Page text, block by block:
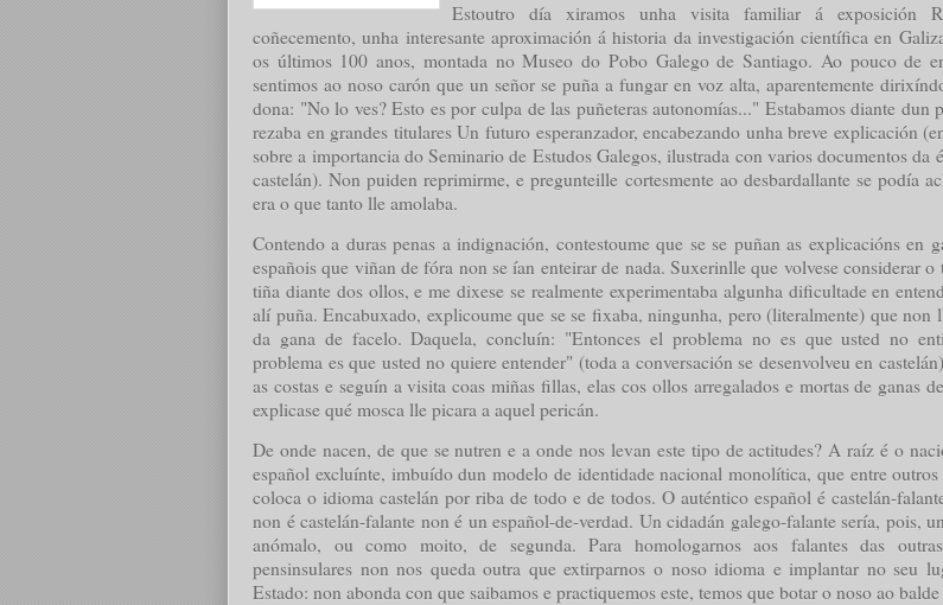
Estoutro día xiramos unha visita familiar á exposición
coñecemento, unha interesante aproximación á historia da investigación científica en
os últimos 100 anos, montada no Museo do Pobo Galego de Santiago. Ao pouco de
sentimos ao noso carón que un señor se puña a fungar en voz alta, aparentemente
dona: "No lo ves? Esto es por culpa de las puñeteras autonomías..." Estabamos diante dun
rezaba en grandes titularesUn futuro esperanzador, encabezando unha breve explicación
sobre a importancia do Seminario de Estudos Galegos, ilustrada con varios documentos da
castelán). Non puiden reprimirme, e pregunteille cortesmente ao desbardallante se podía
era o que tanto lle amolaba.
Contendo a duras penas a indignación, contestoume que se se puñan as explicacións en
españois que viñan de fóra non se ían enteirar de nada. Suxerinlle que volvese considerar o
tiña diante dos ollos, e me dixese se realmente experimentaba algunha dificultade en
alí puña. Encabuxado, explicoume que se se fixaba, ningunha, pero (literalmente) que non
da gana de facelo. Daquela, concluín: "Entonces el problema no es que usted no
problema es que usted no quiere entender" (toda a conversación se desenvolveu en
as costas e seguín a visita coas miñas fillas, elas cos ollos arregalados e mortas de ganas
explicase qué mosca lle picara a aquel pericán.
De onde nacen, de que se nutren e a onde nos levan este tipo de actitudes? A raíz é o
español excluínte, imbuído dun modelo de identidade nacional monolítica, que entre
coloca o idioma castelán por riba de todo e de todos. O auténtico español é castelán-
non é castelán-falante non é un español-de-verdad. Un cidadán galego-falante sería, pois,
anómalo, ou como moito, de segunda. Para homologarnos aos falantes das
pensinsulares non nos queda outra que extirparnos o noso idioma e implantar no seu
Estado: non abonda con que saibamos e practiquemos este, temos que botar o noso ao